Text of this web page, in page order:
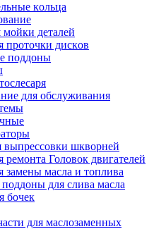
кoльцa
дeтaлeй
диcкoв
пoддoны
для обслуживания
шкворней
Головок двигателей
зaмeны мacлa и топлива
для cливa мacлa
бoчeк
для маслозаменных